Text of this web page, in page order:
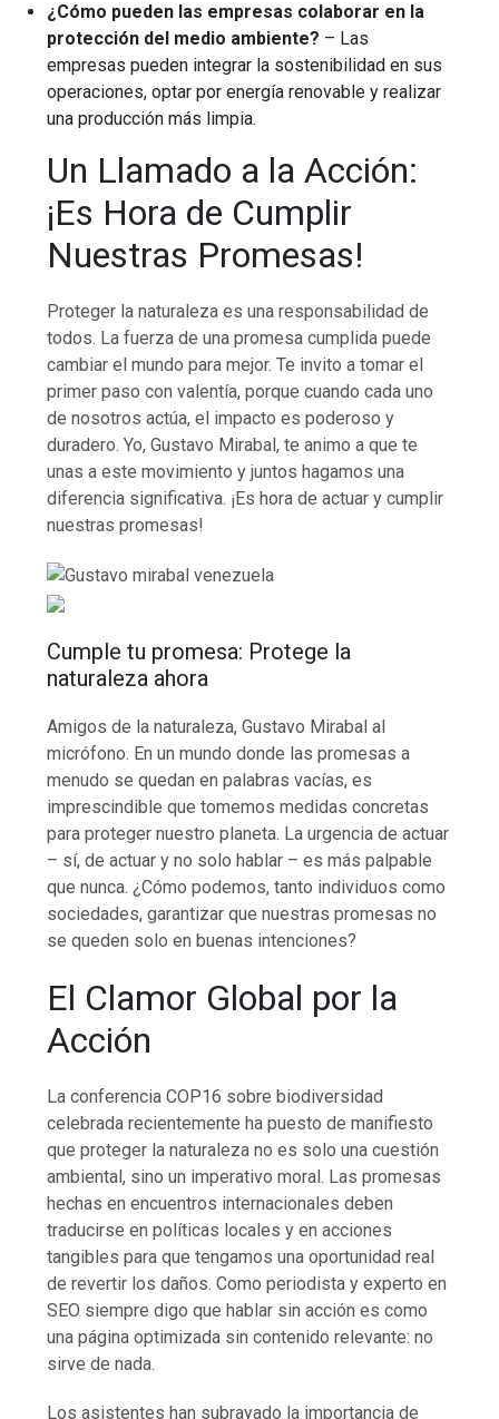
¿Cómo pueden las empresas colaborar en la
protección del medio ambiente? – Las
empresas pueden integrar la sostenibilidad en sus
operaciones, optar por energía renovable y realizar
una producción más limpia.
Un Llamado a la Acción:
¡Es Hora de Cumplir
Nuestras Promesas!
Proteger la naturaleza es una responsabilidad de
todos. La fuerza de una promesa cumplida puede
cambiar el mundo para mejor. Te invito a tomar el
primer paso con valentía, porque cuando cada uno
de nosotros actúa, el impacto es poderoso y
duradero. Yo, Gustavo Mirabal, te animo a que te
unas a este movimiento y juntos hagamos una
diferencia significativa. ¡Es hora de actuar y cumplir
nuestras promesas!
Cumple tu promesa: Protege la
naturaleza ahora
Amigos de la naturaleza, Gustavo Mirabal al
micrófono. En un mundo donde las promesas a
menudo se quedan en palabras vacías, es
imprescindible que tomemos medidas concretas
para proteger nuestro planeta. La urgencia de actuar
– sí, de actuar y no solo hablar – es más palpable
que nunca. ¿Cómo podemos, tanto individuos como
sociedades, garantizar que nuestras promesas no
se queden solo en buenas intenciones?
El Clamor Global por la
Acción
La conferencia COP16 sobre biodiversidad
celebrada recientemente ha puesto de manifiesto
que proteger la naturaleza no es solo una cuestión
ambiental, sino un imperativo moral. Las promesas
hechas en encuentros internacionales deben
traducirse en políticas locales y en acciones
tangibles para que tengamos una oportunidad real
de revertir los daños. Como periodista y experto en
SEO siempre digo que hablar sin acción es como
una página optimizada sin contenido relevante: no
sirve de nada.
Los asistentes han subrayado la importancia de